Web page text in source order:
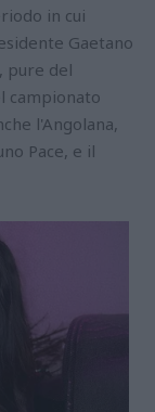
in cui
Gaetano
pure del
campionato
l'Angolana,
Pace, e il